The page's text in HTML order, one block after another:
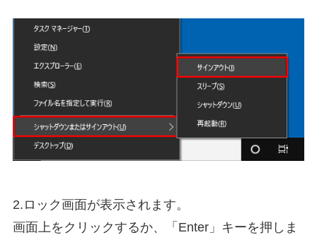
2.ロック画面が表示されます。
画面上をクリックするか、「Enter」キーを押しま